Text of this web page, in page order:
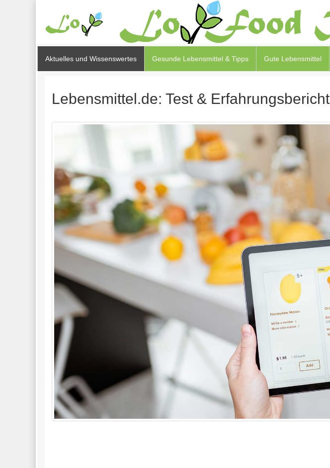
Aktuelles und Wissenswertes Gesunde Lebensmittel & Tipps Gute Lebensmittel
Lebensmittel.de: Test & Erfahrungsbericht